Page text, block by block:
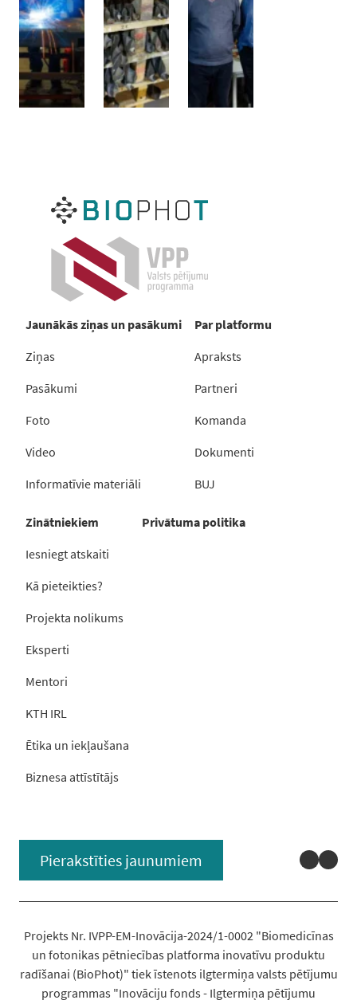
Jaunākās ziņas un pasākumi
Ziņas
Pasākumi
Foto
Video
Informatīvie materiāli
Par platformu
Apraksts
Partneri
Komanda
Dokumenti
BUJ
Zinātniekiem
Iesniegt atskaiti
Kā pieteikties?
Projekta nolikums
Eksperti
Mentori
KTH IRL
Ētika un iekļaušana
Biznesa attīstītājs
Privātuma politika
Pierakstīties jaunumiem
Projekts Nr. IVPP-EM-Inovācija-2024/1-0002 "Biomedicīnas
un fotonikas pētniecības platforma inovatīvu produktu
radīšanai (BioPhot)" tiek īstenots ilgtermiņa valsts pētījumu
programmas "Inovāciju fonds - Ilgtermiņa pētījumu